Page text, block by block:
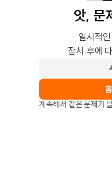
앗, 문
일시적
잠시 후에
계속해서 같은 문제가